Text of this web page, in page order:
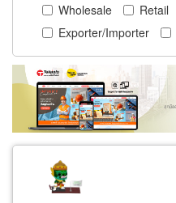
Wholesale Retail
Exporter/Importer